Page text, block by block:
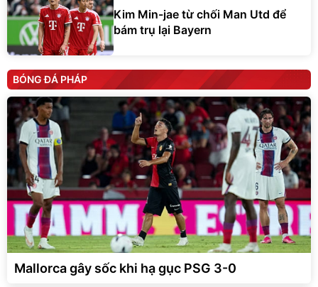
Kim Min-jae từ chối Man Utd để
bám trụ lại Bayern
BÓNG ĐÁ PHÁP
Mallorca gây sốc khi hạ gục PSG 3-0